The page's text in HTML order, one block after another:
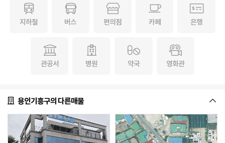
지하철 버스 편의점 카페 은행
관공서 병원 약국 영화관
용인기흥구의 다른매물